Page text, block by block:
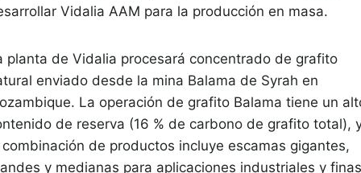
Vidalia AAM para la producción en masa.
planta de Vidalia procesará concentrado de grafito
enviado desde la mina Balama de Syrah en
La operación de grafito Balama tiene un
de reserva (16 % de carbono de grafito total),
de productos incluye escamas gigantes,
y medianas para aplicaciones industriales y